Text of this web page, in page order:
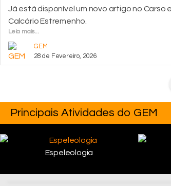
Já está disponível um novo artigo no
Calcário Estremenho.
Leia mais...
GEM
28 de Fevereiro, 2026
Principais Atividades do GEM
Espeleologia